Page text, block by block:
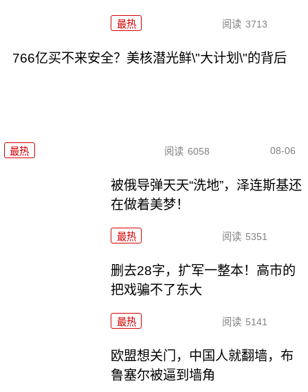
最热 阅读 3713
766亿买不来安全？美核潜光鲜\"大计划\"的背后
最热 阅读 6058 08-06
被俄导弹天天“洗地”，泽连斯基还
在做着美梦！
最热 阅读 5351
删去28字，扩军一整本！高市的
把戏骗不了东大
最热 阅读 5141
欧盟想关门，中国人就翻墙，布
鲁塞尔被逼到墙角